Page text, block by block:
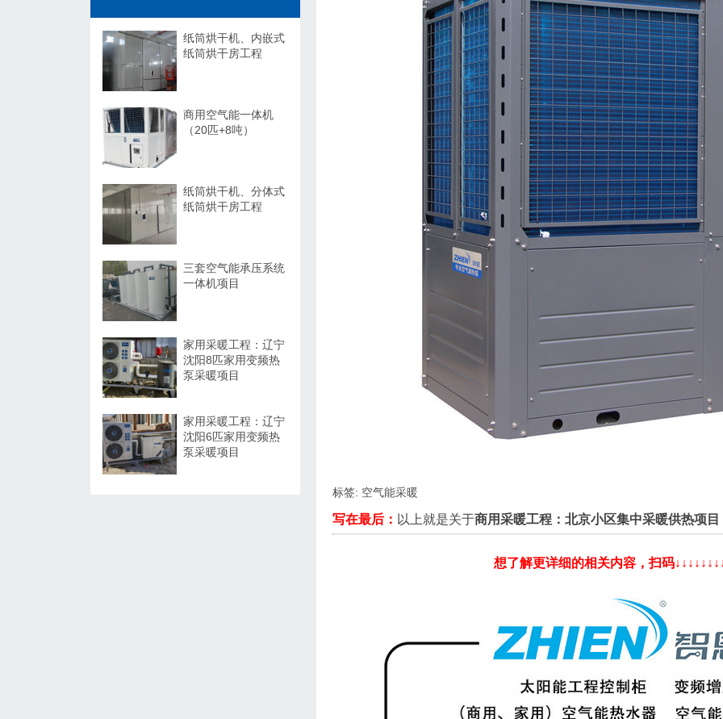
标签: 空气能采暖
写在最后： 以上就是关于商用采暖工程：北京小区集中采暖供热项目
想了解更详细的相关内容，扫码
纸筒烘干机、内嵌式
纸筒烘干房工程
商用空气能一体机
（20匹+8吨）
纸筒烘干机、分体式
纸筒烘干房工程
三套空气能承压系统
一体机项目
家用采暖工程：辽宁
沈阳8匹家用变频热
泵采暖项目
家用采暖工程：辽宁
沈阳6匹家用变频热
泵采暖项目